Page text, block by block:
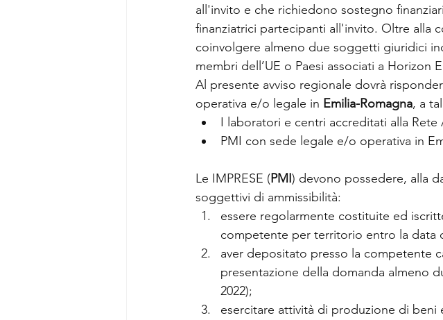
all'invito e che richiedono sostegno
finanziatrici partecipanti all'invito. Oltre alla
coinvolgere almeno due soggetti giuridici
membri dell’UE o Paesi associati a Horizon
Al presente avviso regionale dovrà
operativa e/o legale in Emilia-Romagna, a
I laboratori e centri accreditati alla
PMI con sede legale e/o operativa in
Le IMPRESE (PMI) devono possedere, alla
soggettivi di ammissibilità:
essere regolarmente costituite ed
competente per territorio entro la data
aver depositato presso la competente
presentazione della domanda almeno
2022);
esercitare attività di produzione di beni